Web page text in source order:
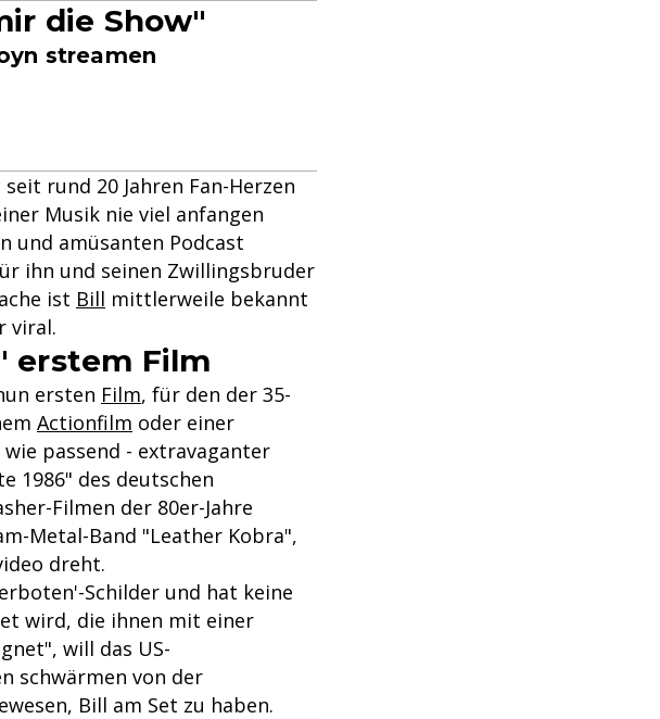
die Show"
streamen
rund 20 Jahren Fan-Herzen
Musik nie viel anfangen
und amüsanten Podcast
ihn und seinen Zwillingsbruder
ist Bill mittlerweile bekannt
viral.
erstem Film
ersten Film, für den der 35-
Actionfilm oder einer
passend - extravaganter
1986" des deutschen
Filmen der 80er-Jahre
Metal-Band "Leather Kobra",
dreht.
Schilder und hat keine
wird, die ihnen mit einer
will das US-
schwärmen von der
Bill am Set zu haben.